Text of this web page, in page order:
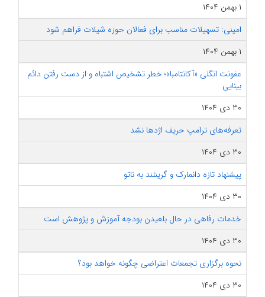
۱ بهمن ۱۴۰۴
امینی: تسهیلات مناسب برای فعالان حوزه شیلات فراهم شود
۱ بهمن ۱۴۰۴
عفونت انگلی «آکانتامبا»؛ خطر تشخیص اشتباه و از دست رفتن دائم
بینایی
۳۰ دی ۱۴۰۴
تعرفه‌های ترامپ حریف اژدها نشد
۳۰ دی ۱۴۰۴
پیشنهاد تازه دانمارک و گرینلند به ناتو
۳۰ دی ۱۴۰۴
خدمات رفاهی در حال بلعیدن بودجه آموزش و پژوهش است
۳۰ دی ۱۴۰۴
نحوه برگزاری تجمعات اعتراضی چگونه خواهد بود؟
۳۰ دی ۱۴۰۴